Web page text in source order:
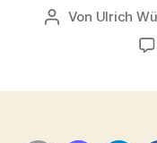
Beitragsautor
Von Ulrich